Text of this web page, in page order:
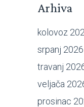
Arhiva
kolovoz
srpanj 2026
travanj
veljača
prosinac